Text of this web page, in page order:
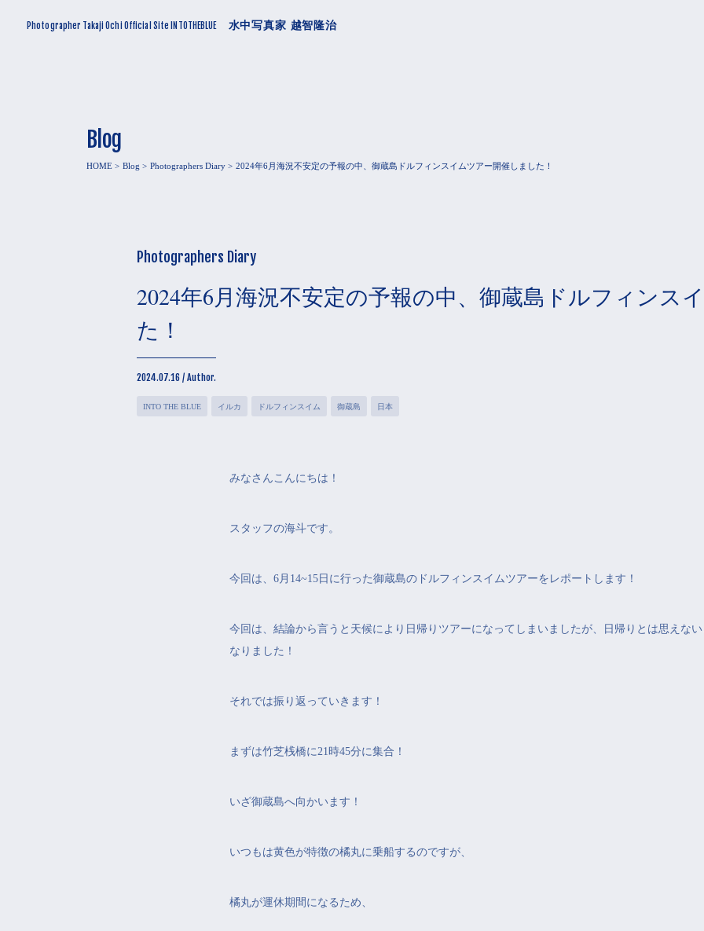
Photographer Takaji Ochi Official Site INTOTHEBLUE 水中写真家 越智隆治
Blog
HOME Blog Photographers Diary 2024年6月海況不安定の予報の中、御蔵島ドルフィンスイムツアー開催しました！
Photographers Diary
2024年6月海況不安定の予報の中、御蔵島ドルフィンス
た！
2024.07.16 / Author.
INTO THE BLUE イルカ ドルフィンスイム 御蔵島 日本
みなさんこんにちは！
スタッフの海斗です。
今回は、6月14~15日に行った御蔵島のドルフィンスイムツアーをレポートします！
今回は、結論から言うと天候により日帰りツアーになってしまいましたが、日帰りとは思えな
なりました！
それでは振り返っていきます！
まずは竹芝桟橋に21時45分に集合！
いざ御蔵島へ向かいます！
いつもは黄色が特徴の橘丸に乗船するのですが、
橘丸が運休期間になるため、